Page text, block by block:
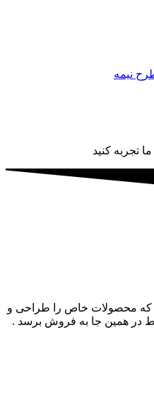
نیمه
تجربه کنید
که محصولات خاص را طراحی و
در همین جا به فروش برسد .